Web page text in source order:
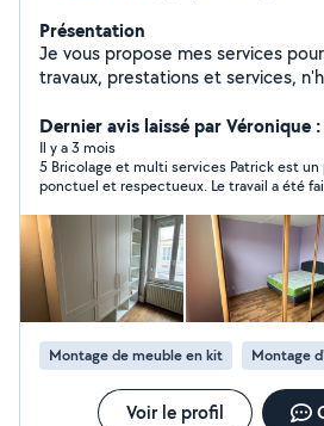
Présentation
Je vous propose mes services
travaux, prestations et services,
communique aucun tarif sans
exacte du besoin. Je me déplace
MERCI DE RÉPONDRE AUX
SONT FAITES RAPPEL : Les demandes en privé par un
client se trouvant hors de notre
géographique ne peuvent pas
Dernier avis laissé par Véronique
Il y a 3 mois
5 Bricolage et multi services Patrick est un professionnel
ponctuel et respectueux. Le travail a été
problème.
Montage de meuble en kit Montage
Voir le profil